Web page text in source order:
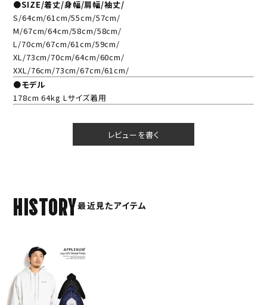
●SIZE/着丈/身幅/肩幅/袖丈/
S/64cm/61cm/55cm/57cm/
M/67cm/64cm/58cm/58cm/
L/70cm/67cm/61cm/59cm/
XL/73cm/70cm/64cm/60cm/
XXL/76cm/73cm/67cm/61cm/
●モデル
178cm 64kg Lサイズ着用
レビューを書く
HISTORY最近見たアイテム